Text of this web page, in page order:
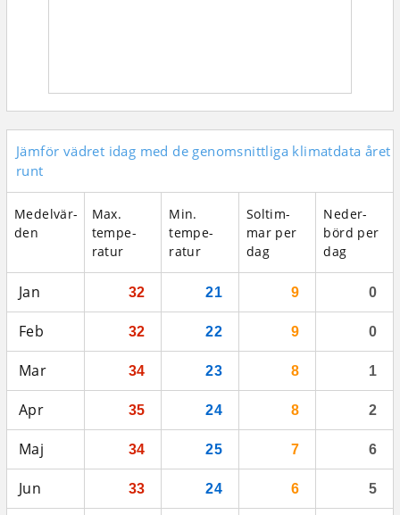
Jämför vädret idag med de genomsnittliga klimatdata året
runt
Medel­vär­
den
Max.
tempe­
ratur
Min.
tempe­
ratur
Sol­tim­
mar per
dag
Neder­
börd per
dag
Jan 32 21 9 0
Feb 32 22 9 0
Mar 34 23 8 1
Apr 35 24 8 2
Maj 34 25 7 6
Jun 33 24 6 5